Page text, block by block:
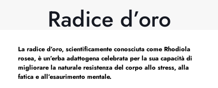
Radice d’oro
La radice d’oro, scientificamente conosciuta come Rhodiola
rosea, è un’erba adattogena celebrata per la sua capacità di
migliorare la naturale resistenza del corpo allo stress, alla
fatica e all’esaurimento mentale.